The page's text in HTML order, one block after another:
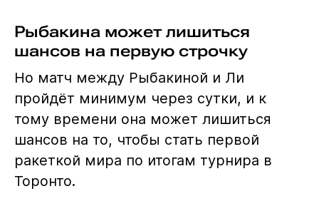
Рыбакина может лишиться
шансов на первую строчку
Но матч между Рыбакиной и Ли
пройдёт минимум через сутки, и к
тому времени она может лишиться
шансов на то, чтобы стать первой
ракеткой мира по итогам турнира в
Торонто.